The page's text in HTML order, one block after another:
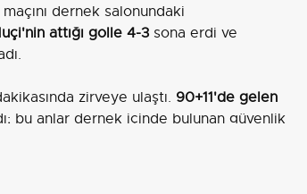
maçını dernek salonundaki
attığı golle 4-3 sona erdi ve
zirveye ulaştı. 90+11'de gelen
bu anlar dernek içinde bulunan güvenlik